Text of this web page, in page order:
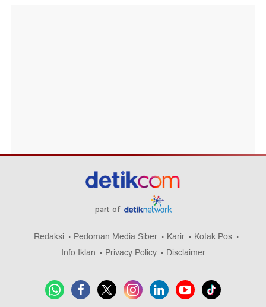
part of
Redaksi Pedoman Media Siber Karir
Kotak Pos
Info Iklan
Privacy Policy Disclaimer